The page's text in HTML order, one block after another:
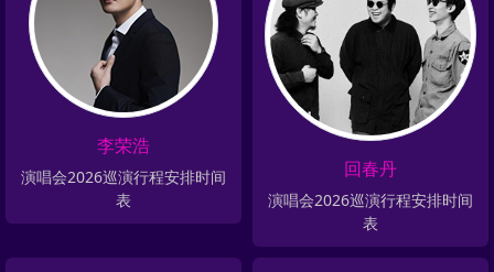
李荣浩
演唱会2026巡演行程安排时间
表
回春丹
演唱会2026巡演行程安排时间
表